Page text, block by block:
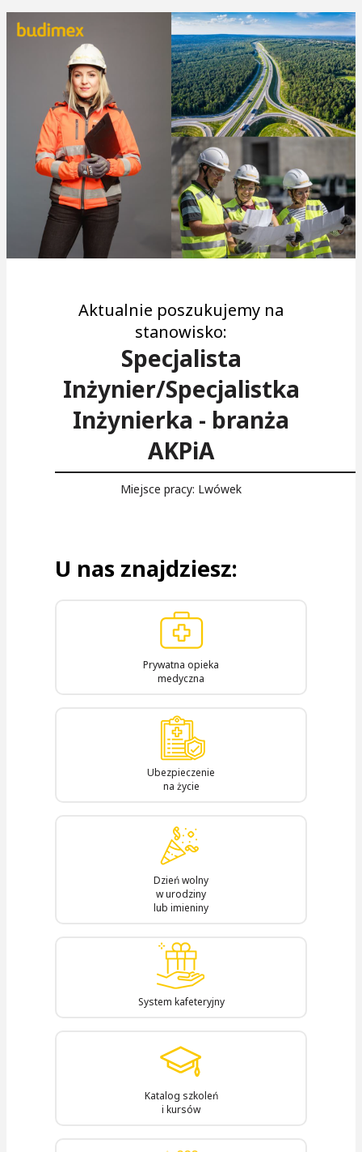
Aktualnie poszukujemy na
stanowisko:
Specjalista
Inżynier/Specjalistka
Inżynierka - branża
AKPiA
Miejsce pracy: Lwówek
U nas znajdziesz:
Prywatna opieka
medyczna
Ubezpieczenie
na życie
Dzień wolny
w urodziny
lub imieniny
System kafeteryjny
Katalog szkoleń
i kursów